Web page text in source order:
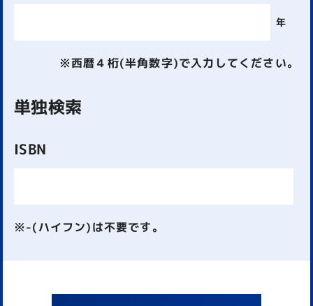
年
※西暦４桁(半角数字)で入力してください。
単独検索
ISBN
※-(ハイフン)は不要です。